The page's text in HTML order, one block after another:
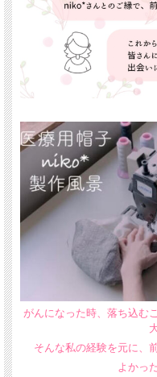
がんになった時、落ち込む
そんな私の経験を元に、
よかっ